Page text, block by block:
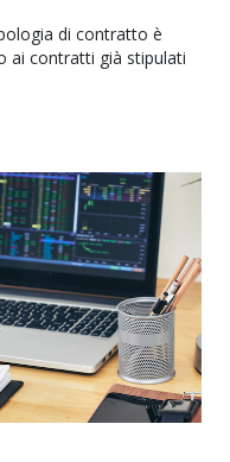
di contratto è
ai contratti già stipulati